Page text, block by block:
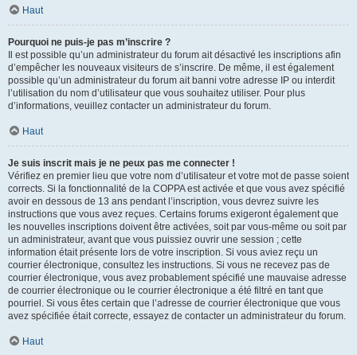
Haut
Pourquoi ne puis-je pas m’inscrire ?
Il est possible qu’un administrateur du forum ait désactivé les inscriptions afin
d’empêcher les nouveaux visiteurs de s’inscrire. De même, il est également
possible qu’un administrateur du forum ait banni votre adresse IP ou interdit
l’utilisation du nom d’utilisateur que vous souhaitez utiliser. Pour plus
d’informations, veuillez contacter un administrateur du forum.
Haut
Je suis inscrit mais je ne peux pas me connecter !
Vérifiez en premier lieu que votre nom d’utilisateur et votre mot de passe soient
corrects. Si la fonctionnalité de la COPPA est activée et que vous avez spécifié
avoir en dessous de 13 ans pendant l’inscription, vous devrez suivre les
instructions que vous avez reçues. Certains forums exigeront également que
les nouvelles inscriptions doivent être activées, soit par vous-même ou soit par
un administrateur, avant que vous puissiez ouvrir une session ; cette
information était présente lors de votre inscription. Si vous aviez reçu un
courrier électronique, consultez les instructions. Si vous ne recevez pas de
courrier électronique, vous avez probablement spécifié une mauvaise adresse
de courrier électronique ou le courrier électronique a été filtré en tant que
pourriel. Si vous êtes certain que l’adresse de courrier électronique que vous
avez spécifiée était correcte, essayez de contacter un administrateur du forum.
Haut